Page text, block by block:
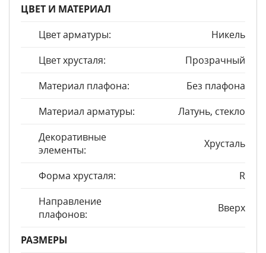
ЦВЕТ И МАТЕРИАЛ
Цвет арматуры:
Никель
Цвет хрусталя:
Прозрачный
Материал плафона:
Без плафона
Материал арматуры:
Латунь, стекло
Декоративные
элементы:
Хрусталь
Форма хрусталя:
R
Направление
плафонов:
Вверх
РАЗМЕРЫ